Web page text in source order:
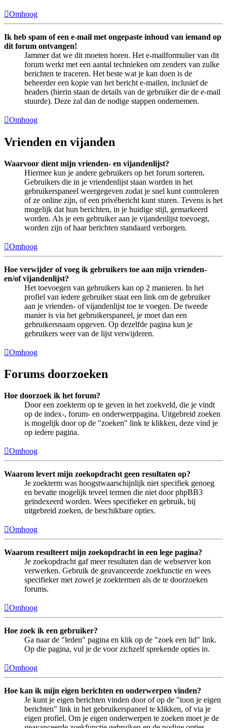
Omhoog
Ik heb spam of een e-mail met ongepaste inhoud van iemand op
dit forum ontvangen!
Jammer dat we dit moeten horen. Het e-mailformulier van dit
forum werkt met een aantal technieken om zenders van zulke
berichten te traceren. Het beste wat je kan doen is de
beheerder een kopie van het bericht e-mailen, inclusief de
headers (hierin staan de details van de gebruiker die de e-mail
stuurde). Deze zal dan de nodige stappen ondernemen.
Omhoog
Vrienden en vijanden
Waarvoor dient mijn vrienden- en vijandenlijst?
Hiermee kun je andere gebruikers op het forum sorteren.
Gebruikers die in je vriendenlijst staan worden in het
gebruikerspaneel weergegeven zodat je snel kunt controleren
of ze online zijn, of een privébericht kunt sturen. Tevens is het
mogelijk dat hun berichten, in je huidige stijl, gemarkeerd
worden. Als je een gebruiker aan je vijandenlijst toevoegt,
worden zijn of haar berichten standaard verborgen.
Omhoog
Hoe verwijder of voeg ik gebruikers toe aan mijn vrienden-
en/of vijandenlijst?
Het toevoegen van gebruikers kan op 2 manieren. In het
profiel van iedere gebruiker staat een link om de gebruiker
aan je vrienden- of vijandenlijst toe te voegen. De tweede
manier is via het gebruikerspaneel, je moet dan een
gebruikersnaam opgeven. Op dezelfde pagina kun je
gebruikers weer van de lijst verwijderen.
Omhoog
Forums doorzoeken
Hoe doorzoek ik het forum?
Door een zoekterm op te geven in het zoekveld, die je vindt
op de index-, forum- en onderwerppagina. Uitgebreid zoeken
is mogelijk door op de "zoeken" link te klikken, deze vind je
op iedere pagina.
Omhoog
Waarom levert mijn zoekopdracht geen resultaten op?
Je zoekterm was hoogstwaarschijnlijk niet specifiek genoeg
en bevatte mogelijk teveel termen die niet door phpBB3
geïndexeerd worden. Wees specifieker en gebruik, bij
uitgebreid zoeken, de beschikbare opties.
Omhoog
Waarom resulteert mijn zoekopdracht in een lege pagina?
Je zoekopdracht gaf meer resultaten dan de webserver kon
verwerken. Gebruik de geavanceerde zoekfunctie en wees
specifieker met zowel je zoektermen als de te doorzoeken
forums.
Omhoog
Hoe zoek ik een gebruiker?
Ga naar de "leden" pagina en klik op de "zoek een lid" link.
Op die pagina, vul je de voor zichzelf sprekende opties in.
Omhoog
Hoe kan ik mijn eigen berichten en onderwerpen vinden?
Je kunt je eigen berichten vinden door of op de "toon je eigen
berichten" link in het gebruikerspaneel te klikken, of via je
eigen profiel. Om je eigen onderwerpen te zoeken moet je de